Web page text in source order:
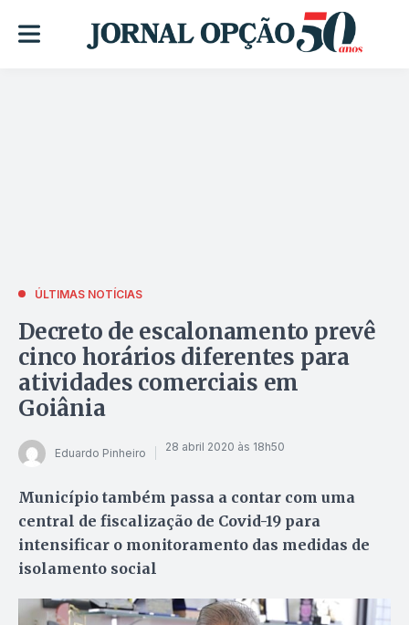
ÚLTIMAS NOTÍCIAS
Decreto de escalonamento prevê
cinco horários diferentes para
atividades comerciais em
Goiânia
Eduardo Pinheiro 28 abril 2020 às 18h50
Município também passa a contar com uma
central de fiscalização de Covid-19 para
intensificar o monitoramento das medidas de
isolamento social